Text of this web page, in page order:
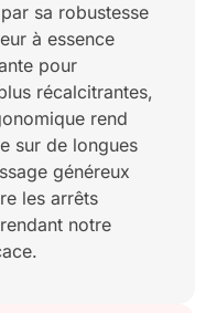
sa robustesse
à essence
pour
récalcitrantes,
rend
sur de longues
généreux
les arrêts
notre